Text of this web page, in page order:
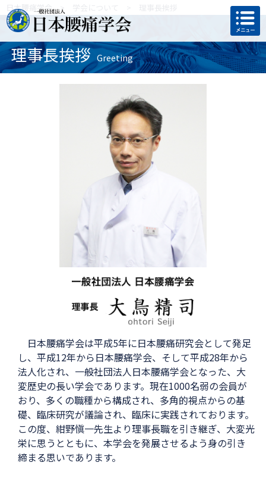
日本腰痛学会 >
理事長挨拶 Greeting
日本腰痛学会は平成5年に日本腰痛研究会として発足
し、平成12年から日本腰痛学会、そして平成28年から
法人化され、一般社団法人日本腰痛学会となった、大
変歴史の長い学会であります。現在1000名弱の会員が
おり、多くの職種から構成され、多角的視点からの基
礎、臨床研究が議論され、臨床に実践されております。
この度、紺野愼一先生より理事長職を引き継ぎ、大変光
栄に思うとともに、本学会を発展させるよう身の引き
締まる思いであります。